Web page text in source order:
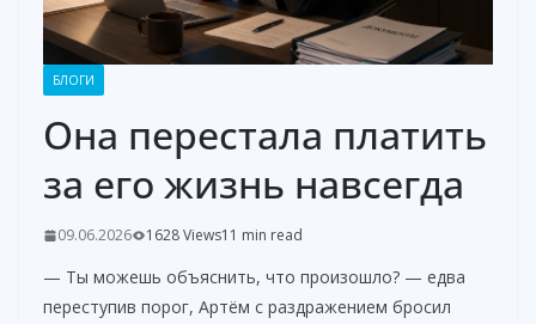
БЛОГИ
Она перестала платить
за его жизнь навсегда
09.06.2026 1628 Views11 min read
— Ты можешь объяснить, что произошло? — едва
переступив порог, Артём с раздражением бросил